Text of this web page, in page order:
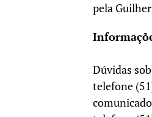
pela
Dúvidas
telefone